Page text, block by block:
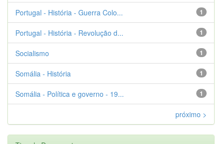
1
Portugal - História - Guerra Colo...
1
Portugal - História - Revolução d...
1
Socialismo
1
Somália - História
1
Somália - Política e governo - 19...
próximo >